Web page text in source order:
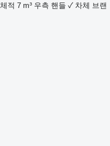
체적 7 m³ 우측 핸들 ✓ 차체 브랜